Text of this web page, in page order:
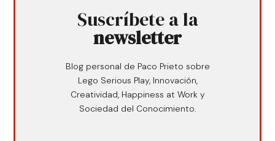
Suscríbete a la
newsletter
Blog personal de Paco Prieto sobre
Lego Serious Play, Innovación,
Creatividad, Happiness at Work y
Sociedad del Conocimiento.